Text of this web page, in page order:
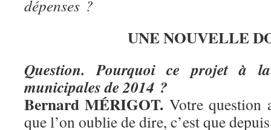
dépenses ?
UNE NOUVELLE
Question. Pourquoi ce projet à
municipales de 2014 ?
Bernard MÉRIGOT. Votre question
que l’on oublie de dire, c’est que